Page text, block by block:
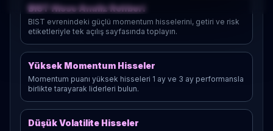
BIST Hisse Analiz Rehberi
BIST evrenindeki güçlü momentum hisselerini, getiri ve risk
etiketleriyle tek açılış sayfasında toplayın.
Yüksek Momentum Hisseler
Momentum puanı yüksek hisseleri 1 ay ve 3 ay performansla
birlikte tarayarak liderleri bulun.
Düşük Volatilite Hisseler